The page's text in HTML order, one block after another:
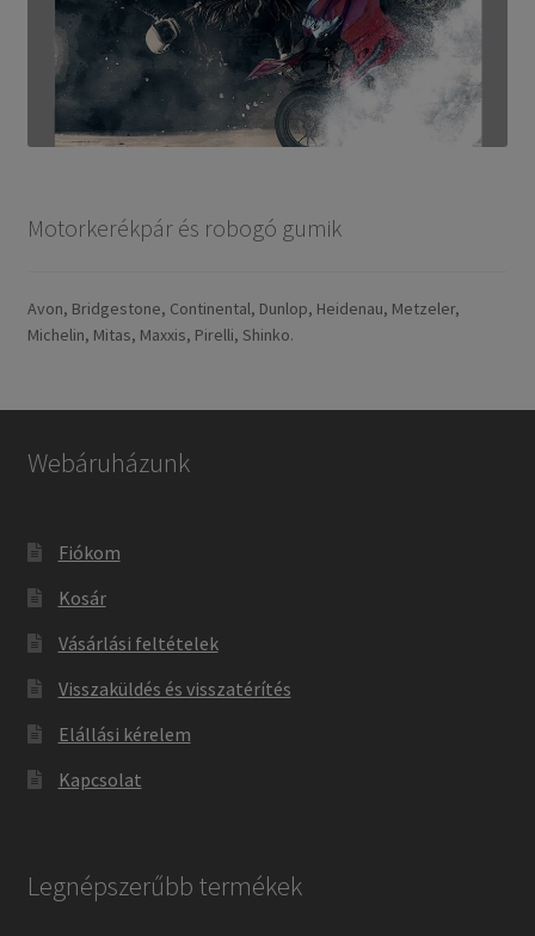
Motorkerékpár és robogó gumik
Avon, Bridgestone, Continental, Dunlop, Heidenau, Metzeler,
Michelin, Mitas, Maxxis, Pirelli, Shinko.
Webáruházunk
Fiókom
Kosár
Vásárlási feltételek
Visszaküldés és visszatérítés
Elállási kérelem
Kapcsolat
Legnépszerűbb termékek